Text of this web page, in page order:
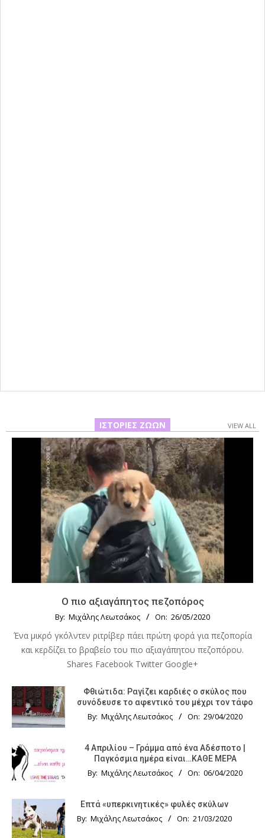
ΙΣΤΟΡΊΕΣ ΖΏΩΝ VIEW ALL
Ο πιο αξιαγάπητος πεζοπόρος
By: Μιχάλης Λεωτσάκος On: 26/05/2020
Ένα μικρό γκόλντεν ριτρίβερ πάει πρώτη φορά για πεζοπορία
και κερδίζει το βραβείο του πιο αξιαγάπητου πεζοπόρου.
Shares Facebook Twitter Google+
Φθιώτιδα: Ραγίζει καρδιές ο σκύλος που
συνόδευσε το αφεντικό του μέχρι τον τάφο
By: Μιχάλης Λεωτσάκος On: 29/04/2020
4 Απριλίου – Γράμμα από ένα Αδέσποτο |
Παγκόσμια ημέρα είναι…ΚΑΘΕ ΜΕΡΑ
By: Μιχάλης Λεωτσάκος On: 06/04/2020
Επτά «υπερκινητικές» φυλές σκύλων
By: Μιχάλης Λεωτσάκος On: 21/03/2020